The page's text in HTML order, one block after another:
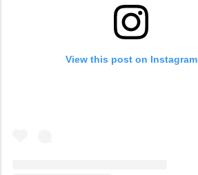
View this post on Instagram